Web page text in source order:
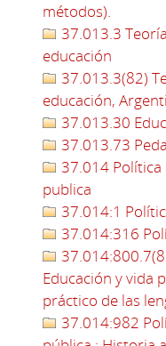
métodos).
37.013.3
educación
37.013.3(82)
educación,
37.013.30
37.013.73
37.014 Política
publica
37.014:1
37.014:316
Educación y vida
práctico de las
37.014:982